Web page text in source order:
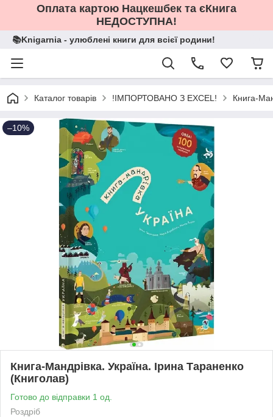
Оплата картою Нацкешбек та єКнига
НЕДОСТУПНА!
📚Knigarnia - улюблені книги для всієї родини!
Каталог товарів !ІМПОРТОВАНО З EXCEL! Книга-
–10%
Книга-Мандрівка. Україна. Ірина Тараненко
(Книголав)
Готово до відправки 1 од.
Роздріб